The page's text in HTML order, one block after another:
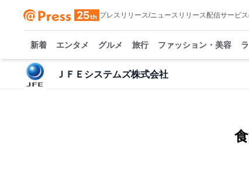
プレスリリース/ニュースリリース配信サービ
新着 エンタメ グルメ 旅行 ファッション・美容
ＪＦＥシステムズ株式会社